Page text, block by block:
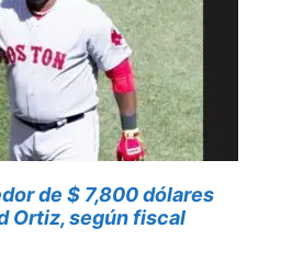
de $ 7,800 dólares
Ortiz, según fiscal